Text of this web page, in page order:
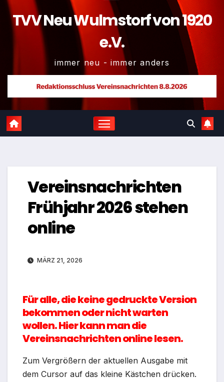
TVV Neu Wulmstorf von 1920
e.V.
immer neu - immer anders
Vereinsnachrichten
Frühjahr 2026 stehen
online
MÄRZ 21, 2026
Für alle, die keine gedruckte Version
bekommen oder nicht warten
wollen. Hier kann man die
Vereinsnachrichten online lesen.
Zum Vergrößern der aktuellen Ausgabe mit
dem Cursor auf das kleine Kästchen drücken.